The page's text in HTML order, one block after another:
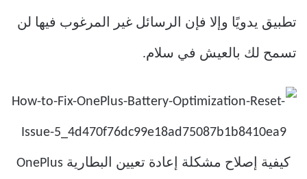
تطبيق يدويًا وإلا فإن الرسائل غير المرغوب فيها لن
تسمح لك بالعيش في سلام.